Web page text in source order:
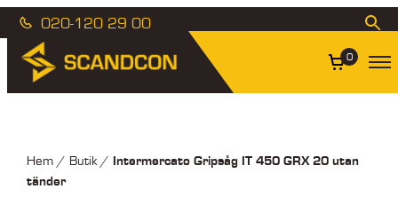
020-120 29 00
0
Hem/ Butik/ Intermercato Gripsåg IT 450 GRX 20 utan
tänder